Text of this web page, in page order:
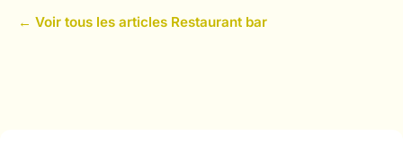
← Voir tous les articles Restaurant bar